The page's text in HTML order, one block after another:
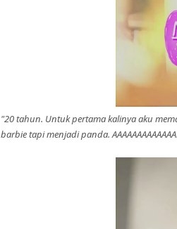
"20 tahun. Untuk pertama kalinya aku
barbie tapi menjadi panda.